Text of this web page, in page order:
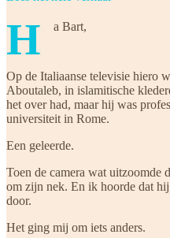
H a Bart,
Op de Italiaanse televisie hiero
Aboutaleb, in islamitische
het over had, maar hij was
universiteit in Rome.
Een geleerde.
Toen de camera wat uitzoomde
om zijn nek. En ik hoorde dat
door.
Het ging mij om iets anders.